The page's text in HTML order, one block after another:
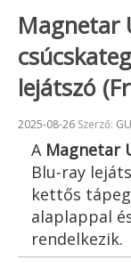
Magnetar
lejátszó
Beküldve:
2025-08-26 Szerző:
A Magnetar
Blu-ray
kettős
alaplappal
rendelkezik.